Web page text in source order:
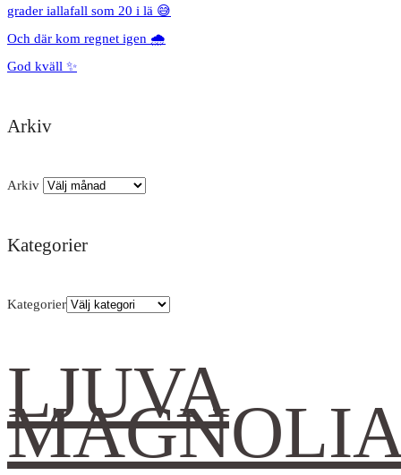
grader iallafall som 20 i lä 😅
Och där kom regnet igen 🌧️
God kväll ✨
Arkiv
Arkiv
Kategorier
Kategorier
LJUVA